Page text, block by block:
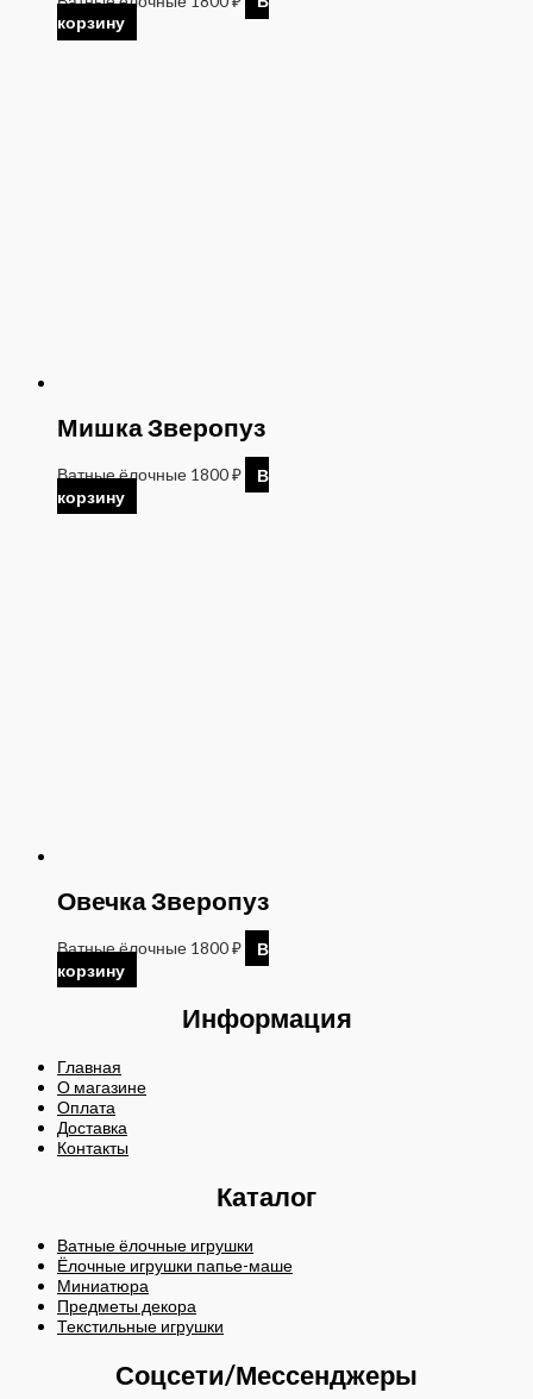
корзину
Мишка Зверопуз
Ватные ёлочные 1800₽
В
корзину
Овечка Зверопуз
Ватные ёлочные 1800₽
В
корзину
Информация
Главная
О магазине
Оплата
Доставка
Контакты
Каталог
Ватные ёлочные игрушки
Ёлочные игрушки папье-маше
Миниатюра
Предметы декора
Текстильные игрушки
Соцсети/Мессенджеры